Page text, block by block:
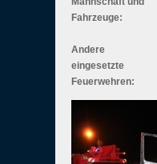
Fahrzeuge:
Andere
eingesetzte
Feuerwehren: